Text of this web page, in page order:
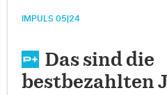
IMPULS 05|24
Das sind die
bestbezahlten